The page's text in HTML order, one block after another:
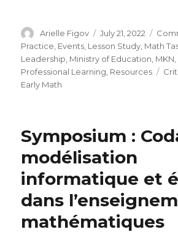
Author
Arielle Figov
Posted
on
July 21, 2022
Practice, Events, Lesson Study, Math
Leadership, Ministry of Education, MKN,
Professional Learning, Resources
Early Math
Symposium :
modélisation
informatique et
dans
mathématiques